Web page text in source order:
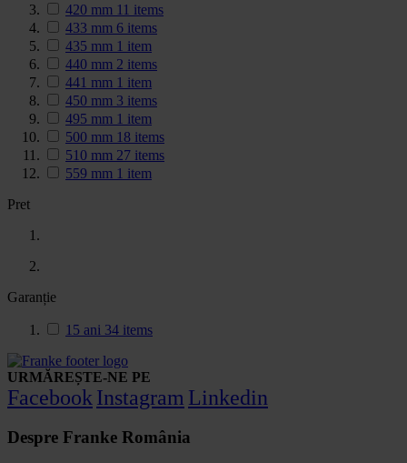
420 mm 11 items
433 mm 6 items
435 mm 1 item
440 mm 2 items
441 mm 1 item
450 mm 3 items
495 mm 1 item
500 mm 18 items
510 mm 27 items
559 mm 1 item
Pret
Garanție
15 ani 34 items
URMĂREȘTE-NE PE
Facebook Instagram Linkedin
Despre Franke România